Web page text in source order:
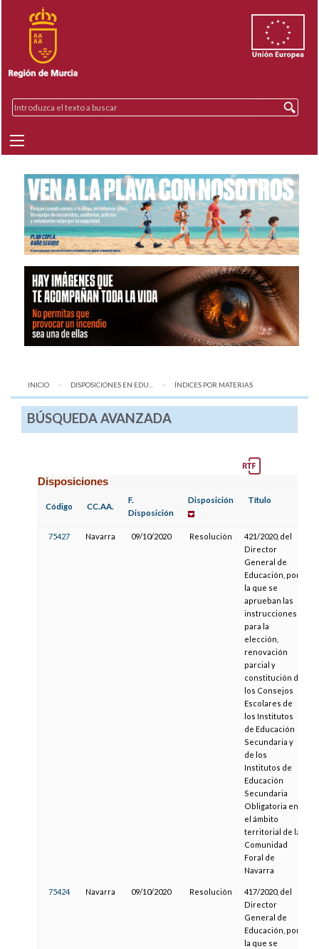
INICIO DISPOSICIONES EN EDU... AQUÍ:
ÍNDICES POR MATERIAS
BÚSQUEDA AVANZADA
Disposiciones
Código CC.AA.
F.
Disposición
Disposición Título
75427 Navarra 09/10/2020 Resolución
421/2020, del
Director
General de
Educación, por
la que se
aprueban las
instrucciones
para la
elección,
renovación
parcial y
constitución de
los Consejos
Escolares de
los Institutos
de Educación
Secundaria y
de los
Institutos de
Educación
Secundaria
Obligatoria en
el ámbito
territorial de la
Comunidad
Foral de
Navarra
75424 Navarra 09/10/2020 Resolución
417/2020, del
Director
General de
Educación, por
la que se